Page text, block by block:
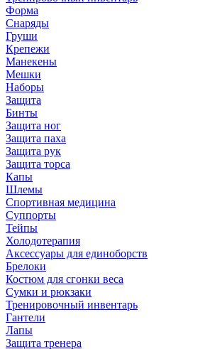
Форма
Снаряды
Груши
Крепежи
Манекены
Мешки
Наборы
Защита
Бинты
Защита ног
Защита паха
Защита рук
Защита торса
Капы
Шлемы
Спортивная медицина
Суппорты
Тейпы
Холодотерапия
Аксессуары для единоборств
Брелоки
Костюм для сгонки веса
Сумки и рюкзаки
Тренировочный инвентарь
Гантели
Лапы
Защита тренера